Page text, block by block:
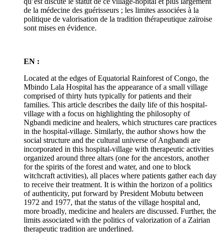
de la médecine des guérisseurs ; les limites associées à la
politique de valorisation de la tradition thérapeutique zaïroise
sont mises en évidence.
EN :
Located at the edges of Equatorial Rainforest of Congo, the
Mbindo Lala Hospital has the appearance of a small village
comprised of thirty huts typically for patients and their
families. This article describes the daily life of this hospital-
village with a focus on highlighting the philosophy of
Ngbandi medicine and healers, which structures care practices
in the hospital-village. Similarly, the author shows how the
social structure and the cultural universe of Angbandi are
incorporated in this hospital-village with therapeutic activities
organized around three altars (one for the ancestors, another
for the spirits of the forest and water, and one to block
witchcraft activities), all places where patients gather each day
to receive their treatment. It is within the horizon of a politics
of authenticity, put forward by President Mobutu between
1972 and 1977, that the status of the village hospital and,
more broadly, medicine and healers are discussed. Further, the
limits associated with the politics of valorization of a Zairian
therapeutic tradition are underlined.